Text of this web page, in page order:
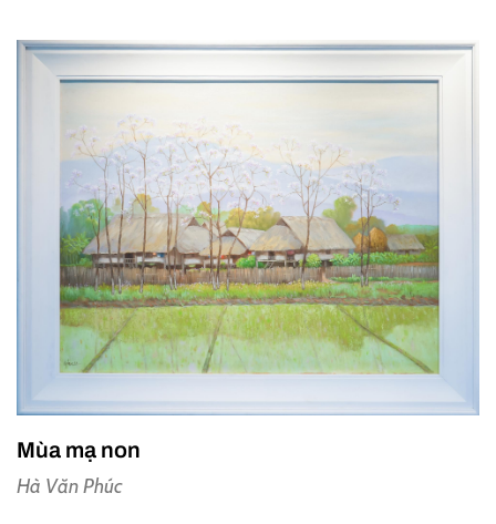
Mùa mạ non
Hà Văn Phúc